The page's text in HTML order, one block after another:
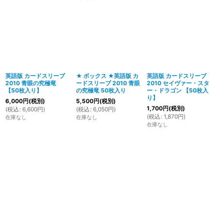
英語版 カードスリーブ
2010 青眼の究極竜
【50枚入り】
6,000円(税別)
(税込 : 6,600円)
在庫なし
★ ボックス ★英語版 カ
ードスリーブ 2010 青眼
の究極竜 50枚入り
5,500円(税別)
(税込 : 6,050円)
在庫なし
英語版 カードスリーブ
2010 セイヴァー・スタ
ー・ドラゴン 【50枚入
り】
1,700円(税別)
(税込 : 1,870円)
在庫なし